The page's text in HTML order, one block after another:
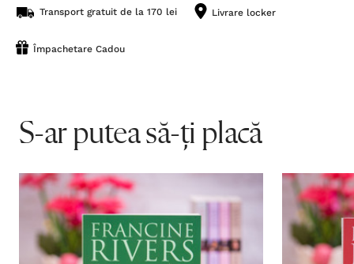
Transport gratuit de la 170 lei Livrare locker
Împachetare Cadou
S-ar putea să-ți placă